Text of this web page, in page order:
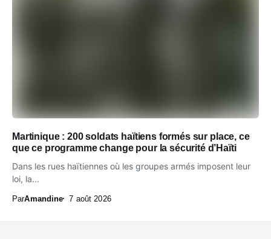
Martinique : 200 soldats haïtiens formés sur place, ce
que ce programme change pour la sécurité d’Haïti
Dans les rues haïtiennes où les groupes armés imposent leur
loi, la...
ParAmandine 7 août 2026